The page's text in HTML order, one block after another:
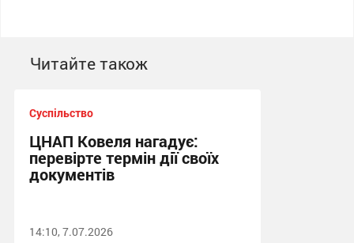
Читайте також
Суспільство
ЦНАП Ковеля нагадує:
перевірте термін дії своїх
документів
14:10, 7.07.2026